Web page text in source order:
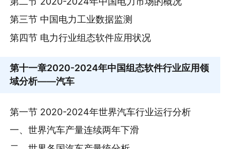
第三节 中国电力工业数据监测
第四节 电力行业组态软件应用状况
第十一章2020-2024年中国组态软件行业应用领
域分析——汽车
第一节 2020-2024年世界汽车行业运行分析
一、世界汽车产量连续两年下滑